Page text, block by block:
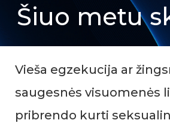
Šiuo metu
Vieša egzekucija ar
saugesnės visuomenės
pribrendo kurti